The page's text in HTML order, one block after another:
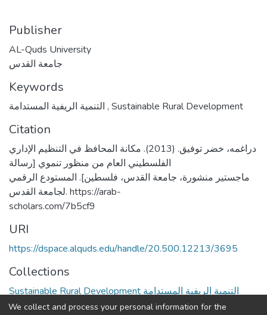
Publisher
AL-Quds University
جامعة القدس
Keywords
, Sustainable Rural Development
Citation
دراغمه، خضر توفيق. (2013). مكانة المحافظ في التنظيم الإداري
الفلسطيني العام من منظور تنموي [رسالة
ماجستير منشورة، جامعة القدس، فلسطين]. المستودع الرقمي
لجامعة القدس. https://arab-
scholars.com/7b5cf9
URI
https://dspace.alquds.edu/handle/20.500.12213/3695
Collections
Sustainable Rural Development التنمية الريفية المستدامة
We collect and process your personal information for the